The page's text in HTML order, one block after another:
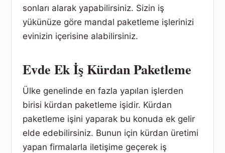
sonları alarak yapabilirsiniz. Sizin iş
yükünüze göre mandal paketleme işlerinizi
evinizin içerisine alabilirsiniz.
Evde Ek İş Kürdan Paketleme
Ülke genelinde en fazla yapılan işlerden
birisi kürdan paketleme işidir. Kürdan
paketleme işini yaparak bu konuda ek gelir
elde edebilirsiniz. Bunun için kürdan üretimi
yapan firmalarla iletişime geçerek iş